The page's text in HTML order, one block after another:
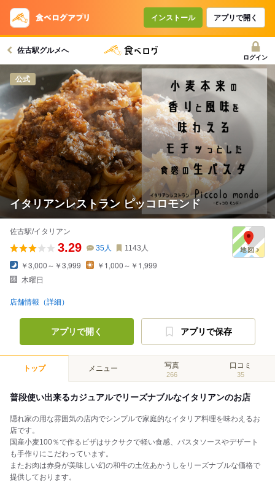
インストール アプリで開く
佐古駅グルメへ
ログイン
公式
イタリアンレストラン ピッコロモンド
佐古駅/イタリアン
3.29 35人 1143 人
￥3,000～￥3,999
￥1,000～￥1,999
木曜日
店舗情報（詳細）
アプリで開く アプリで保存
トップ メニュー 写真
266
口コミ
35
普段使い出来るカジュアルでリーズナブルなイタリアンのお店
隠れ家の用な雰囲気の店内でシンプルで家庭的なイタリア料理を味わえるお
店です。
国産小麦100％で作るピザはサクサクで軽い食感、パスタソースやデザート
も手作りにこだわっています。
またお肉は赤身が美味しい幻の和牛の土佐あかうしをリーズナブルな価格で
提供しております。